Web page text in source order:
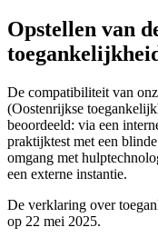
Opstellen van
De compatibiliteit van
(Oostenrijkse
beoordeeld: via een
praktijktest met een
omgang met
een externe instantie.
De verklaring over
op 22 mei 2025.